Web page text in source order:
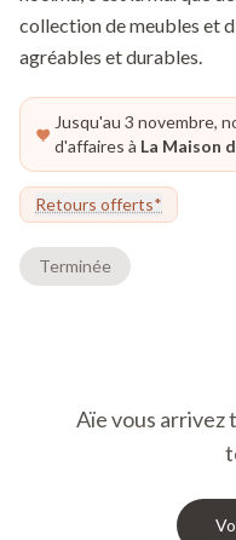
collection de meubles et
agréables et durables.
Jusqu'au 3 novembre,
d'affaires à La Maison
Retours offerts*
Terminée
Aïe vous